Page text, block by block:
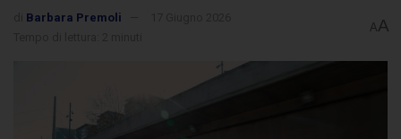
Barbara Premoli
AA